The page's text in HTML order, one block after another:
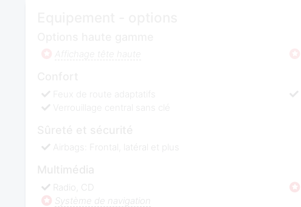
Airbags: Frontal, latéral et plus
Radio, CD
Système de navigation